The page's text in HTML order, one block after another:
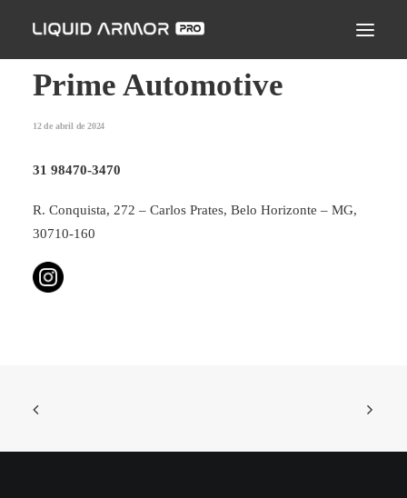
LIQUID ARMOR PRO
MODO DE APLICAÇÃO
PERGUNTAS FREQUENTES
Prime Automotive
12 de abril de 2024
31 98470-3470
R. Conquista, 272 – Carlos Prates, Belo Horizonte – MG,
30710-160